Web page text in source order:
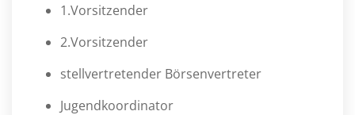
1.Vorsitzender
2.Vorsitzender
stellvertretender Börsenvertreter
Jugendkoordinator